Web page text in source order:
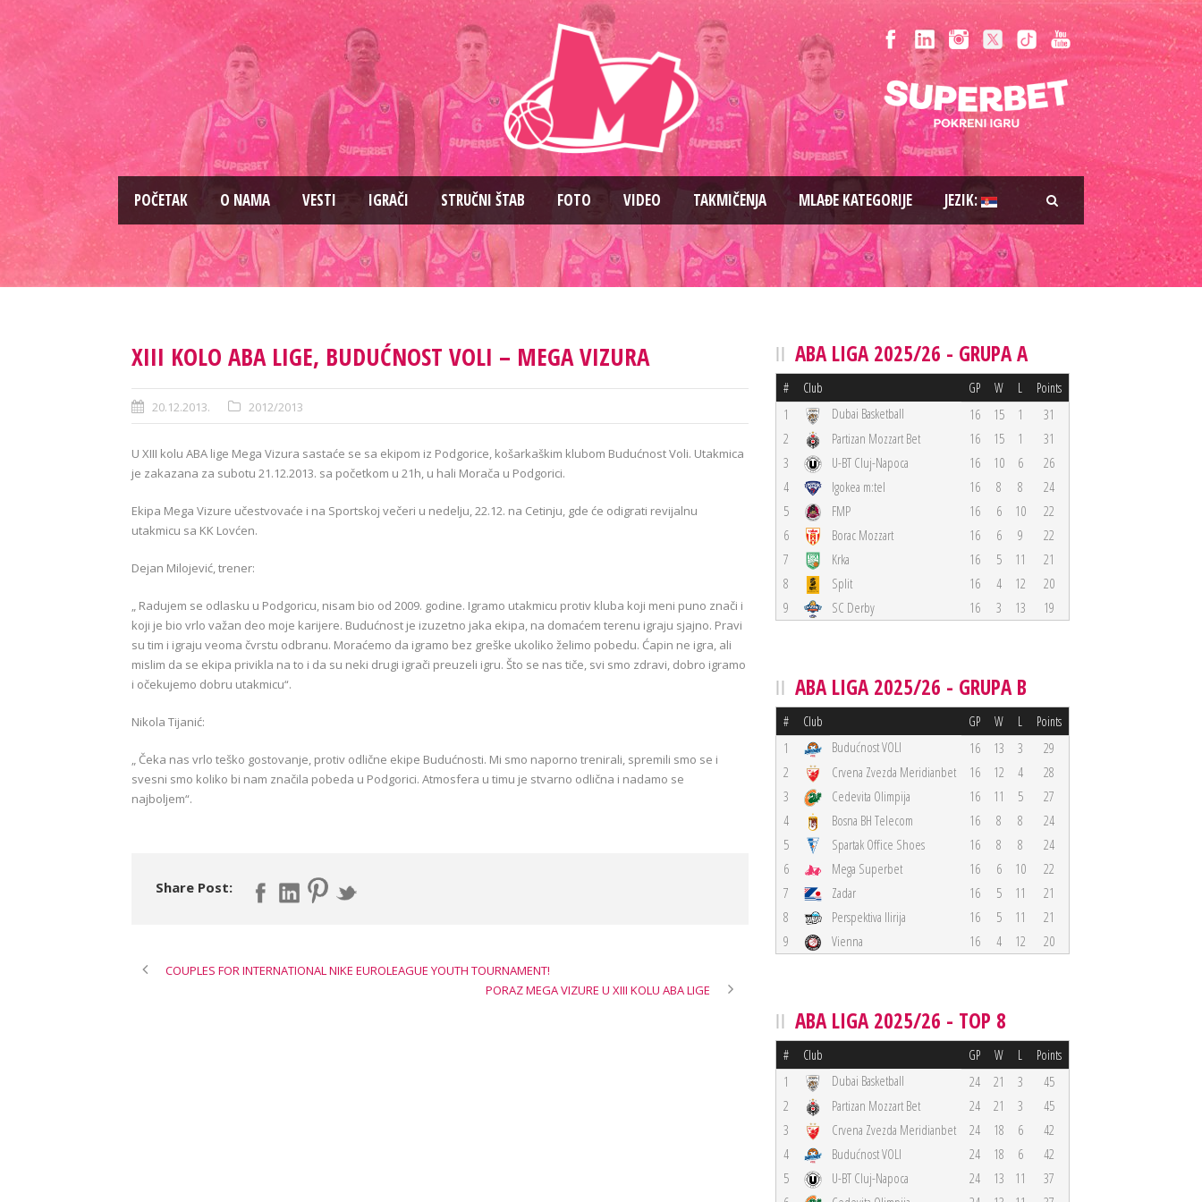
PОČETAK O NAMA VESTI IGRAČI STRUČNI ŠTAB FOTO VIDEO TAKMIČENJA MLAĐE KATEGORIJE JEZIK:
XIII KOLO ABA LIGE, BUDUĆNOST VOLI – MEGA VIZURA
20.12.2013. 2012/2013
U XIII kolu ABA lige Mega Vizura sastaće se sa ekipom iz Podgorice, košarkaškim klubom Budućnost Voli. Utakmica
je zakazana za subotu 21.12.2013. sa početkom u 21h, u hali Morača u Podgorici.
Ekipa Mega Vizure učestvovaće i na Sportskoj večeri u nedelju, 22.12. na Cetinju, gde će odigrati revijalnu
utakmicu sa KK Lovćen.
Dejan Milojević, trener:
„ Radujem se odlasku u Podgoricu, nisam bio od 2009. godine. Igramo utakmicu protiv kluba koji meni puno znači i
koji je bio vrlo važan deo moje karijere. Budućnost je izuzetno jaka ekipa, na domaćem terenu igraju sjajno. Pravi
su tim i igraju veoma čvrstu odbranu. Moraćemo da igramo bez greške ukoliko želimo pobedu. Ćapin ne igra, ali
mislim da se ekipa privikla na to i da su neki drugi igrači preuzeli igru. Što se nas tiče, svi smo zdravi, dobro igramo
i očekujemo dobru utakmicu“.
Nikola Tijanić:
„ Čeka nas vrlo teško gostovanje, protiv odlične ekipe Budućnosti. Mi smo naporno trenirali, spremili smo se i
svesni smo koliko bi nam značila pobeda u Podgorici. Atmosfera u timu je stvarno odlična i nadamo se
najboljem“.
Share Post:
COUPLES FOR INTERNATIONAL NIKE EUROLEAGUE YOUTH TOURNAMENT!
PORAZ MEGA VIZURE U XIII KOLU ABA LIGE
ABA LIGA 2025/26 - GRUPA A
# Club GP W L Points
1 Dubai Basketball 16 15 1
31
2
Partizan Mozzart Bet 16 15 1
31
3
U-BT Cluj-Napoca 16 10 6
26
4
Igokea m:tel 16 8 8
24
5
FMP 16 6 10
22
6
Borac Mozzart 16 6 9
22
7
Krka 16 5 11
21
8
Split 16 4 12
20
9
SC Derby 16 3 13 19
ABA LIGA 2025/26 - GRUPA B
# Club GP W L Points
1 Budućnost VOLI 16 13 3
29
2
Crvena Zvezda Meridianbet 16 12 4
28
3
Cedevita Olimpija 16 11 5
27
4
Bosna BH Telecom 16 8 8
24
5
Spartak Office Shoes 16 8 8
24
6
Mega Superbet 16 6 10
22
7
Zadar 16 5 11
21
8
Perspektiva Ilirija 16 5 11
21
9
Vienna 16 4 12 20
ABA LIGA 2025/26 - TOP 8
# Club GP W L Points
1 Dubai Basketball 24 21 3
45
2
Partizan Mozzart Bet 24 21 3
45
3
Crvena Zvezda Meridianbet 24 18 6
42
4
Budućnost VOLI 24 18 6
42
5
U-BT Cluj-Napoca 24 13 11
37